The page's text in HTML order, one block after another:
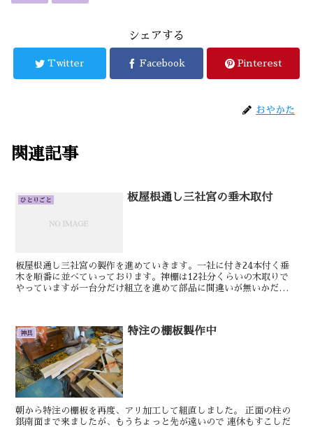
シェアする
Twitter Facebook Pinterest
おやかた
関連記事
ひとりごと 板屋根通し三社宮の垂木取付
板屋根通し三社宮の製作を進めていきます。一社に付き24本付く垂
木を順番に並べていっております。神棚は12社分くらいの木取りで
やっていますが一台分だけ組立を進めて部品に間違いが無いかだけ確
神具 特注の棚板製作中
朝から特注の棚板を再度、アリ加工して組直しました。 正面の柱の
銀南面まで来ましたが、もうちょっと先が遠いので 連休もすこしだ